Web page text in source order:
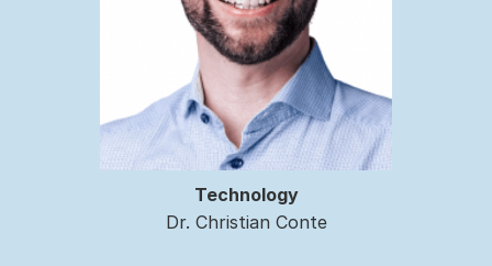
Technology
Dr. Christian Conte